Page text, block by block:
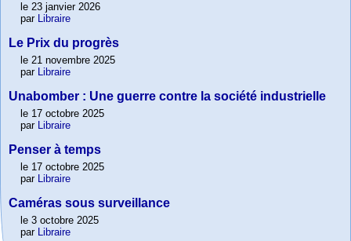
le 23 janvier 2026
par Libraire
Le Prix du progrès
le 21 novembre 2025
par Libraire
Unabomber : Une guerre contre la société industrielle
le 17 octobre 2025
par Libraire
Penser à temps
le 17 octobre 2025
par Libraire
Caméras sous surveillance
le 3 octobre 2025
par Libraire